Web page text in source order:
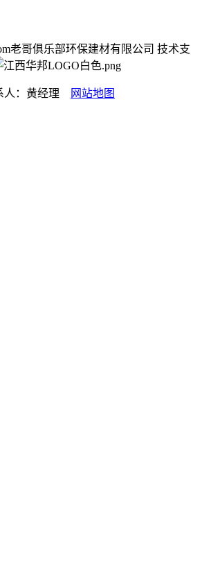
老哥俱乐部环保建材有限公司 技术支
人：黄经理 网站地图